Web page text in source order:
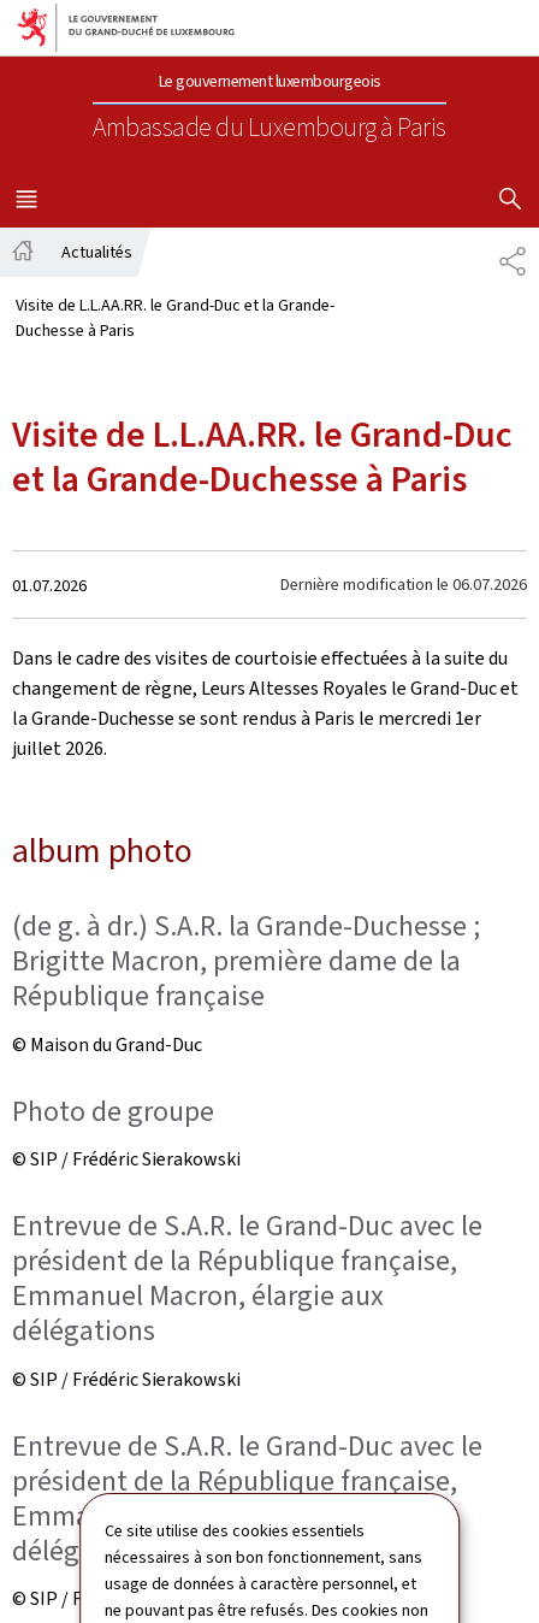
Ce site utilise des cookies essentiels
nécessaires à son bon fonctionnement, sans
usage de données à caractère personnel, et
ne pouvant pas être refusés. Des cookies non
Aller au menu principal
Aller au contenu
Le gouvernement luxembourgeois
Ambassade du Luxembourgà Paris
MENU
PRINCIPAL
Actualités
Visite de L.L.AA.RR. le Grand-Duc et la Grande-
Duchesse à Paris
Visite de L.L.AA.RR. le Grand-Duc
et la Grande-Duchesse à Paris
Crée
le
01.07.2026 Dernière modification le 06.07.2026
Dans le cadre des visites de courtoisie effectuées à la suite du
changement de règne, Leurs Altesses Royales le Grand-Duc et
la Grande-Duchesse se sont rendus à Paris le mercredi 1er
juillet 2026.
album photo
(de g. à dr.) S.A.R. la Grande-Duchesse ;
Brigitte Macron, première dame de la
République française
© Maison du Grand-Duc
Photo de groupe
© SIP / Frédéric Sierakowski
Entrevue de S.A.R. le Grand-Duc avec le
président de la République française,
Emmanuel Macron, élargie aux
délégations
© SIP / Frédéric Sierakowski
Entrevue de S.A.R. le Grand-Duc avec le
président de la République française,
Emmanuel Macron, élargie aux
délégations
© SIP / Frédéric Sierakowski